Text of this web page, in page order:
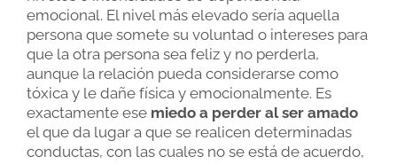
emocional. El nivel más elevado sería aquella
persona que somete su voluntad o intereses para
que la otra persona sea feliz y no perderla,
aunque la relación pueda considerarse como
tóxica y le dañe física y emocionalmente. Es
exactamente ese miedo a perder al ser amado
el que da lugar a que se realicen determinadas
conductas, con las cuales no se está de acuerdo,